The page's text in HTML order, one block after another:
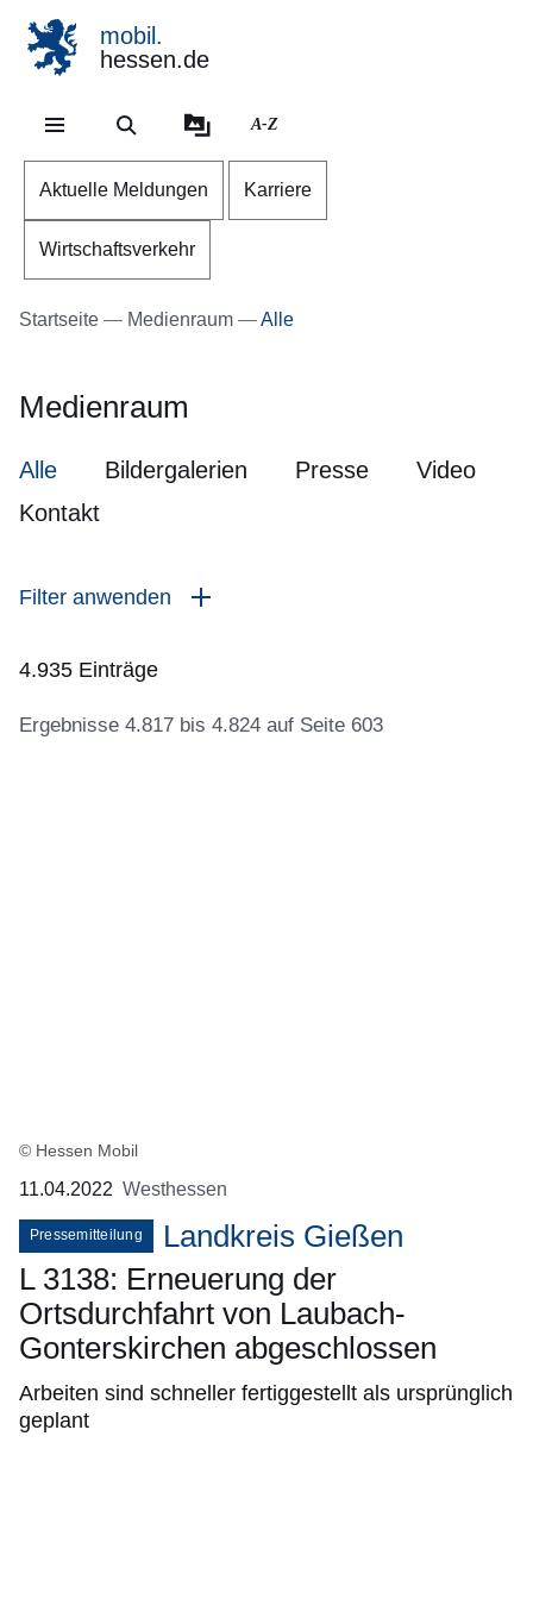
mobil.
hessen.de
A-Z
Aktuelle Meldungen Karriere
Wirtschaftsverkehr
Startseite Medienraum Alle
Medienraum
Alle Bildergalerien Presse
Video
Kontakt
Filter anwenden
4.935 Einträge
Ergebnisse 4.817 bis 4.824 auf Seite 603
© Hessen Mobil
11.04.2022 Westhessen
Pressemitteilung
Landkreis Gießen
L 3138: Erneuerung der
Ortsdurchfahrt von Laubach-
Gonterskirchen abgeschlossen
Arbeiten sind schneller fertiggestellt als ursprünglich
geplant